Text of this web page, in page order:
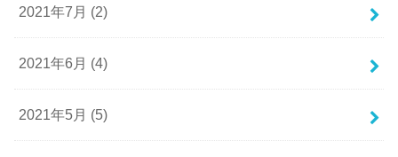
2021年7月 (2)
2021年6月 (4)
2021年5月 (5)